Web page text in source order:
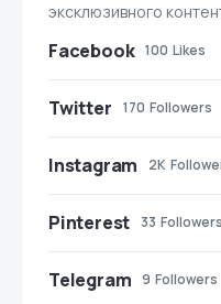
эксклюзивного
Facebook 100 Likes
Twitter 170 Followers
Instagram 2K
Pinterest 33 Followers
Telegram 9 Followers